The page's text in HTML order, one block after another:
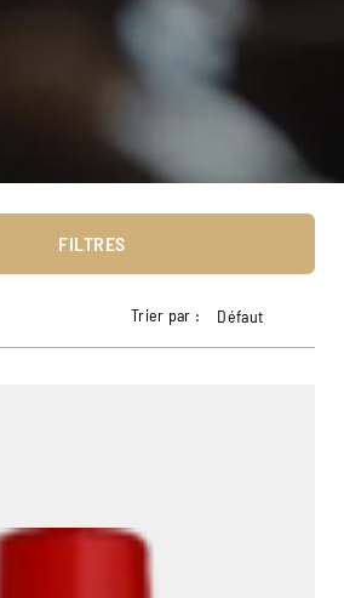
FILTRES
Trier par : Défaut